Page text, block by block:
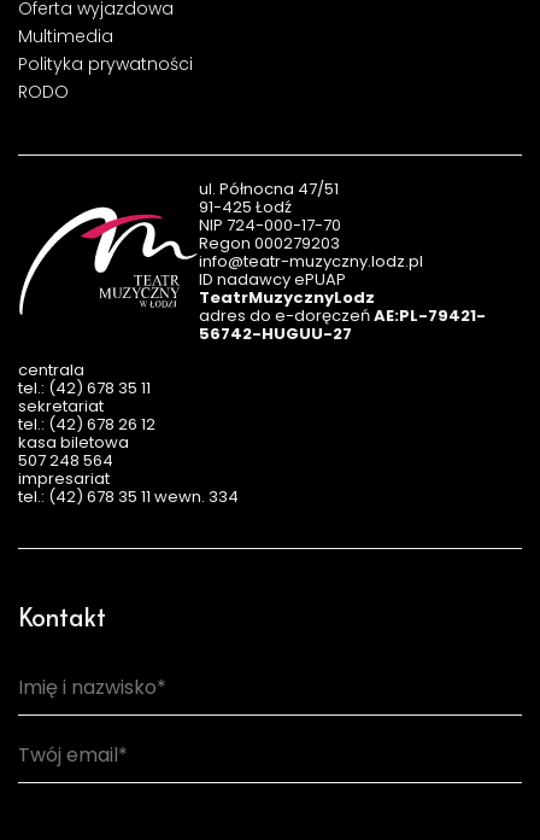
Oferta wyjazdowa
Multimedia
Polityka prywatności
RODO
ul. Północna 47/51
91-425 Łodź
NIP 724-000-17-70
Regon 000279203
info@teatr-muzyczny.lodz.pl
ID nadawcy ePUAP
TeatrMuzycznyLodz
adres do e-doręczeńAE:PL-79421-
56742-HUGUU-27
centrala
tel.: (42) 678 35 11
sekretariat
tel.: (42) 678 26 12
kasa biletowa
507 248 564
impresariat
tel.: (42) 678 35 11 wewn. 334
Kontakt